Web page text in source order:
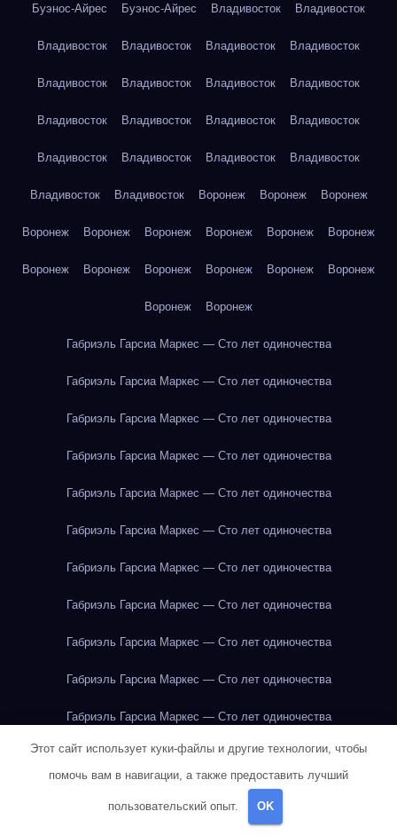
Буэнос-Айрес Буэнос-Айрес Владивосток Владивосток
Владивосток Владивосток Владивосток Владивосток
Владивосток Владивосток Владивосток Владивосток
Владивосток Владивосток Владивосток Владивосток
Владивосток Владивосток Владивосток Владивосток
Владивосток Владивосток Воронеж Воронеж Воронеж
Воронеж Воронеж Воронеж Воронеж Воронеж Воронеж
Воронеж Воронеж Воронеж Воронеж Воронеж Воронеж
Воронеж Воронеж
Габриэль Гарсиа Маркес — Сто лет одиночества
Габриэль Гарсиа Маркес — Сто лет одиночества
Габриэль Гарсиа Маркес — Сто лет одиночества
Габриэль Гарсиа Маркес — Сто лет одиночества
Габриэль Гарсиа Маркес — Сто лет одиночества
Габриэль Гарсиа Маркес — Сто лет одиночества
Габриэль Гарсиа Маркес — Сто лет одиночества
Габриэль Гарсиа Маркес — Сто лет одиночества
Габриэль Гарсиа Маркес — Сто лет одиночества
Габриэль Гарсиа Маркес — Сто лет одиночества
Габриэль Гарсиа Маркес — Сто лет одиночества
Габриэль Гарсиа Маркес — Сто лет одиночества
Габриэль Гарсиа Маркес — Сто лет одиночества
Габриэль Гарсиа Маркес — Сто лет одиночества
Этот сайт использует куки-файлы и другие технологии, чтобы
помочь вам в навигации, а также предоставить лучший
пользовательский опыт. OK